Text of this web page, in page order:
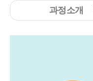
과정소개